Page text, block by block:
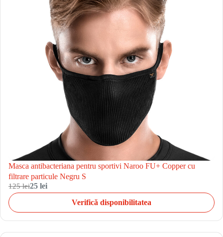
Masca antibacteriana pentru sportivi Naroo FU+ Copper cu
filtrare particule Negru S
125 lei25 lei
Verifică disponibilitatea